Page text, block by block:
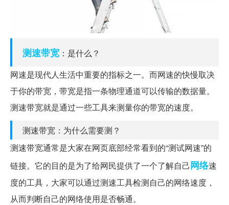
测速带宽 ：是什么？
网速是现代人生活中重要的指标之一。而网速的快慢取决
于你的带宽，带宽是指一条物理通道可以传输的数据量。
测速带宽就是通过一些工具来测量你的带宽的速度。
测速带宽：为什么需要测？
测速带宽通常是大家在网页底部经常看到的“测试网速”的
链接。它的目的是为了给网民提供了一个了解自己网络速
度的工具，大家可以通过测速工具检测自己的网络速度，
从而判断自己的网络使用是否畅通。